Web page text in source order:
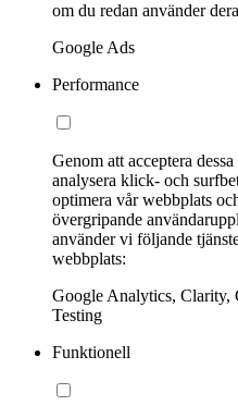
om du redan använder
Google Ads
Performance
Genom att acceptera
analysera klick- och
optimera vår webbplats
övergripande
använder vi följande
webbplats:
Google Analytics, Clarity,
Testing
Funktionell